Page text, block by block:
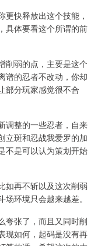
快释放出这个技能，
具体要看这个所谓的前
削弱的点，主要是这个
谱的忍者不改动，你却
部分玩家感觉很不合
调整的一些忍者，自来
立斑和忍战我爱罗的加
不是可以认为策划开始
如再不斩以及这次削弱
环境只会越来越差。
夸张了，而且又同时削
现如何，起码是没有再